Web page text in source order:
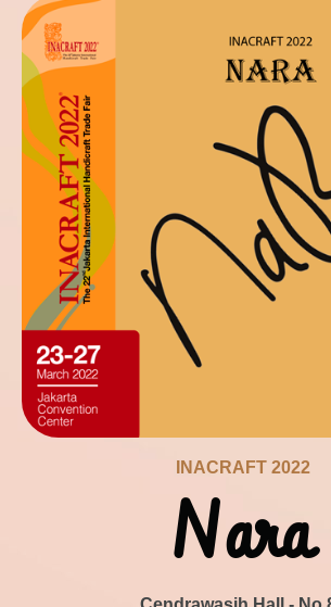
INACRAFT 2022
Nara